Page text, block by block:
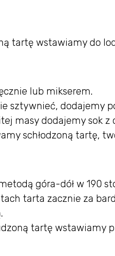
tartę wstawiamy do
lub mikserem.
sztywnieć, dodajemy
masy dodajemy sok
schłodzoną tartę,
góra-dół w 190
tarta zacznie za
tartę wstawiamy